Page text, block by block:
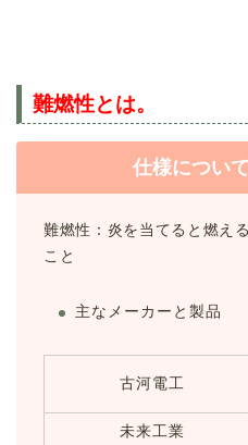
難燃性とは。
仕様につい
難燃性：炎を当てると燃え
こと
主なメーカーと製品
古河電工
未来工業